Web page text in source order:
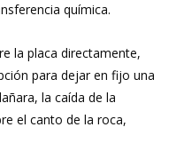
química.
la placa directamente,
para dejar en fijo una
la caída de la
el canto de la roca,